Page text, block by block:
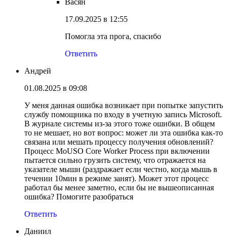
17.09.2025 в 12:55
Помогла эта прога, спасибо
Ответить
Андрей
01.08.2025 в 09:08
У меня данная ошибка возникает при попытке запустить
службу помощника по входу в учетную запись Microsoft.
В журнале системы из-за этого тоже ошибки. В общем
то не мешает, но вот вопрос: может ли эта ошибка как-то
связана или мешать процессу получения обновлений?
Процесс MoUSO Core Worker Process при включении
пытается сильно грузить систему, что отражается на
указателе мыши (раздражает если честно, когда мышь в
течении 10мин в режиме занят). Может этот процесс
работал бы менее заметно, если бы не вышеописанная
ошибка? Помогите разобраться
Ответить
Даниил